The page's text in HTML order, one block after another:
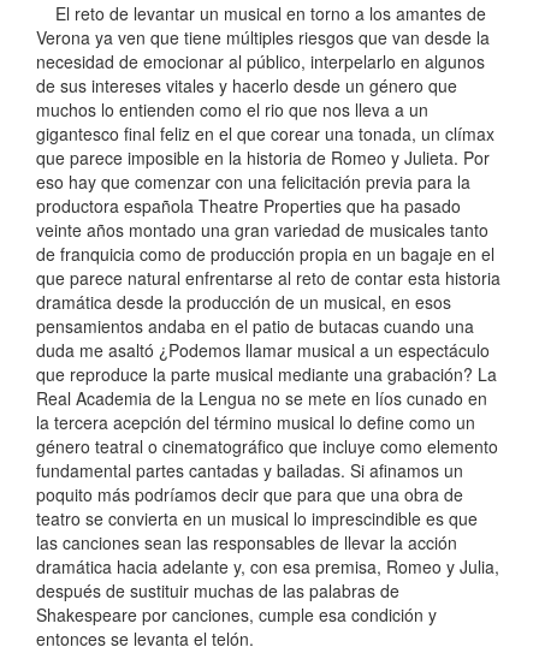
El reto de levantar un musical en torno a los amantes de
Verona ya ven que tiene múltiples riesgos que van desde la
necesidad de emocionar al público, interpelarlo en algunos
de sus intereses vitales y hacerlo desde un género que
muchos lo entienden como el rio que nos lleva a un
gigantesco final feliz en el que corear una tonada, un clímax
que parece imposible en la historia de Romeo y Julieta. Por
eso hay que comenzar con una felicitación previa para la
productora española Theatre Properties que ha pasado
veinte años montado una gran variedad de musicales tanto
de franquicia como de producción propia en un bagaje en el
que parece natural enfrentarse al reto de contar esta historia
dramática desde la producción de un musical, en esos
pensamientos andaba en el patio de butacas cuando una
duda me asaltó ¿Podemos llamar musical a un espectáculo
que reproduce la parte musical mediante una grabación? La
Real Academia de la Lengua no se mete en líos cunado en
la tercera acepción del término musical lo define como un
género teatral o cinematográfico que incluye como elemento
fundamental partes cantadas y bailadas. Si afinamos un
poquito más podríamos decir que para que una obra de
teatro se convierta en un musical lo imprescindible es que
las canciones sean las responsables de llevar la acción
dramática hacia adelante y, con esa premisa, Romeo y Julia,
después de sustituir muchas de las palabras de
Shakespeare por canciones, cumple esa condición y
entonces se levanta el telón.